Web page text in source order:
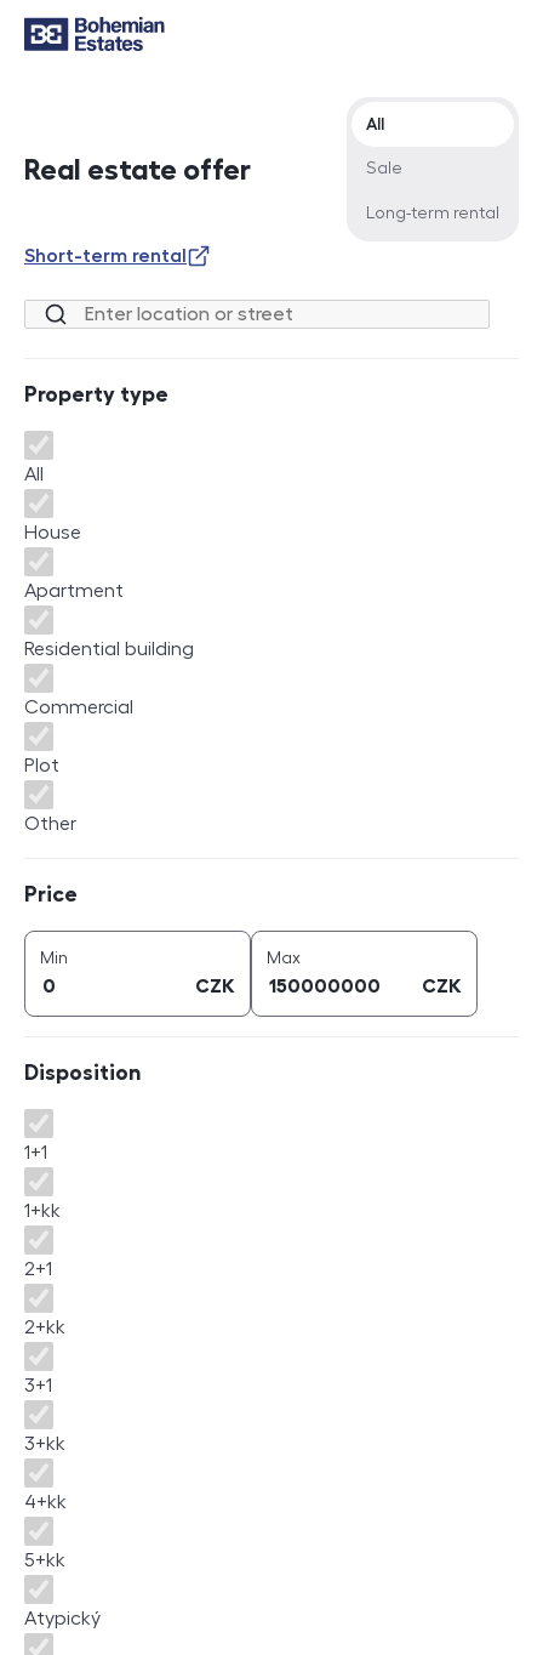
Real estate offer
Offer type
All
Sale
Long-term rental
Short-term rental
Location or street
Property type
Property type
All
House
Apartment
Residential building
Commercial
Plot
Other
Price
Min
CZK
Maxprice (
CZK
Disposition
Disposition
1+1
1+kk
2+1
2+kk
3+1
3+kk
4+kk
5+kk
Atypický